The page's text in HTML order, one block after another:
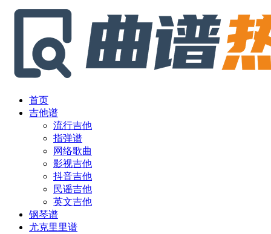
首页
吉他谱
流行吉他
指弹谱
网络歌曲
影视吉他
抖音吉他
民谣吉他
英文吉他
钢琴谱
尤克里里谱